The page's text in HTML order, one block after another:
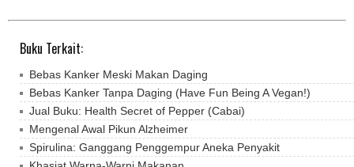
Buku Terkait:
Bebas Kanker Meski Makan Daging
Bebas Kanker Tanpa Daging (Have Fun Being A Vegan!)
Jual Buku: Health Secret of Pepper (Cabai)
Mengenal Awal Pikun Alzheimer
Spirulina: Ganggang Penggempur Aneka Penyakit